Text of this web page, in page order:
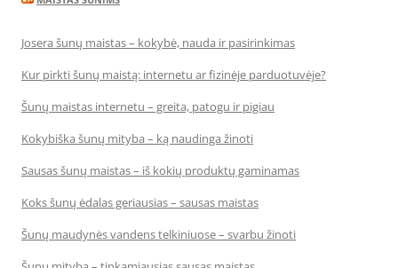
Josera šunų maistas – kokybė, nauda ir pasirinkimas
Kur pirkti šunų maistą: internetu ar fizinėje parduotuvėje?
Šunų maistas internetu – greita, patogu ir pigiau
Kokybiška šunų mityba – ką naudinga žinoti
Sausas šunų maistas – iš kokių produktų gaminamas
Koks šunų ėdalas geriausias – sausas maistas
Šunų maudynės vandens telkiniuose – svarbu žinoti